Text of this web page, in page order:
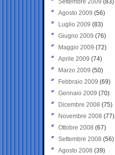
Settembre 2009 (83)
Agosto 2009 (56)
Luglio 2009 (83)
Giugno 2009 (76)
Maggio 2009 (72)
Aprile 2009 (74)
Marzo 2009 (50)
Febbraio 2009 (69)
Gennaio 2009 (70)
Dicembre 2008 (75)
Novembre 2008 (77)
Ottobre 2008 (67)
Settembre 2008 (56)
Agosto 2008 (39)